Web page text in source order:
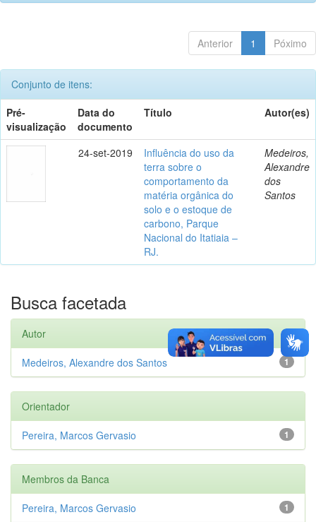
Anterior 1 Póximo
Conjunto de itens:
Pré-
visualização
Data do
documento
Título Autor(es)
24-set-2019
Influência do uso da
terra sobre o
comportamento da
matéria orgânica do
solo e o estoque de
carbono, Parque
Nacional do Itatiaia –
RJ.
Medeiros,
Alexandre
dos
Santos
Busca facetada
Autor
1
Medeiros, Alexandre dos Santos
Orientador
1
Pereira, Marcos Gervasio
Membros da Banca
1
Pereira, Marcos Gervasio